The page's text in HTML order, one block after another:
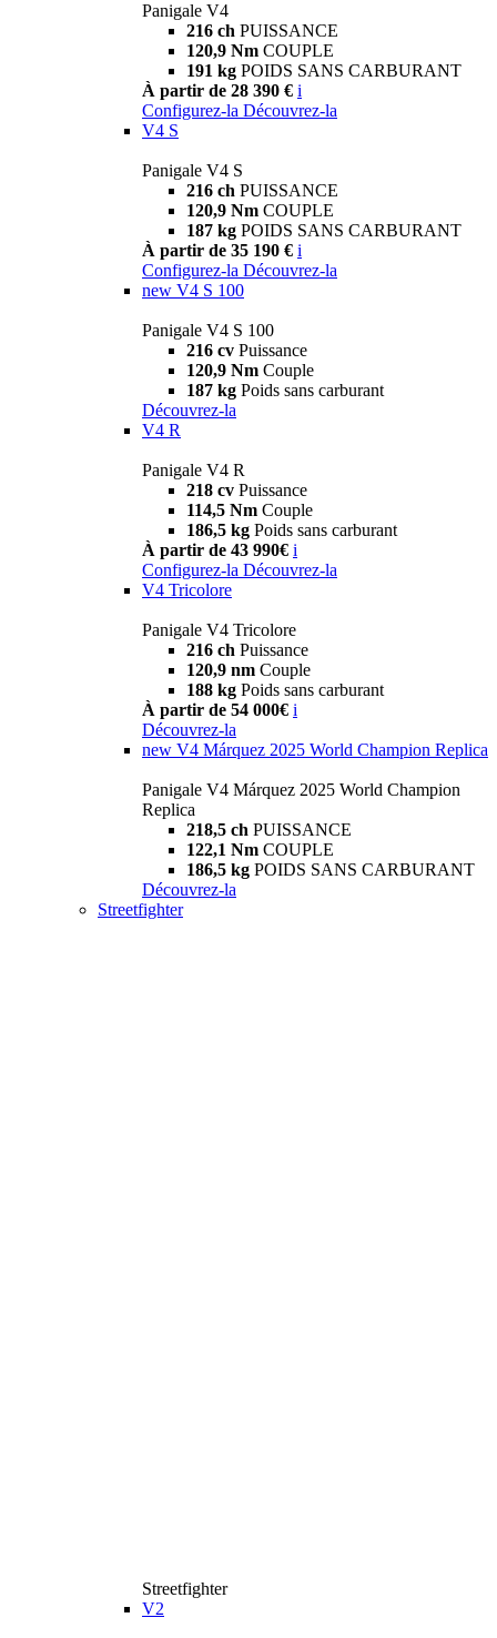
Panigale V4
216 ch PUISSANCE
120,9 Nm COUPLE
191 kg POIDS SANS CARBURANT
À partir de 28 390 € i
Configurez-la Découvrez-la
V4 S
Panigale V4 S
216 ch PUISSANCE
120,9 Nm COUPLE
187 kg POIDS SANS CARBURANT
À partir de 35 190 € i
Configurez-la Découvrez-la
new V4 S 100
Panigale V4 S 100
216 cv Puissance
120,9 Nm Couple
187 kg Poids sans carburant
Découvrez-la
V4 R
Panigale V4 R
218 cv Puissance
114,5 Nm Couple
186,5 kg Poids sans carburant
À partir de 43 990€ i
Configurez-la Découvrez-la
V4 Tricolore
Panigale V4 Tricolore
216 ch Puissance
120,9 nm Couple
188 kg Poids sans carburant
À partir de 54 000€ i
Découvrez-la
new V4 Márquez 2025 World Champion Replica
Panigale V4 Márquez 2025 World Champion
Replica
218,5 ch PUISSANCE
122,1 Nm COUPLE
186,5 kg POIDS SANS CARBURANT
Découvrez-la
Streetfighter
Streetfighter
V2